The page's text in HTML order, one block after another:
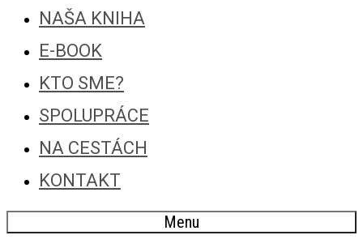
NAŠA KNIHA
E-BOOK
KTO SME?
SPOLUPRÁCE
NA CESTÁCH
KONTAKT
Menu